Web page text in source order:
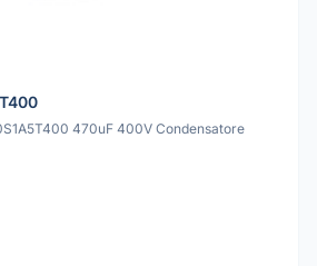
470uF 400V Condensatore